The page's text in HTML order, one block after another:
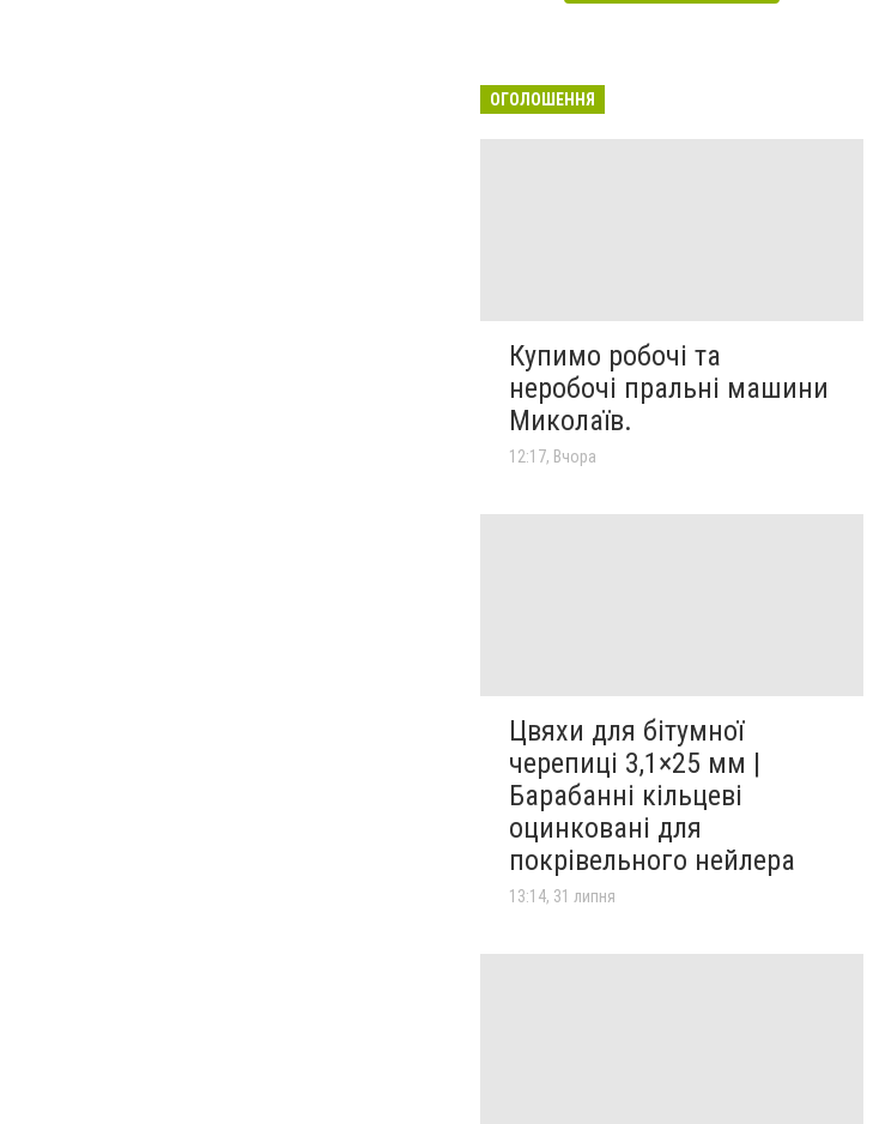
ОГОЛОШЕННЯ
Купимо робочі та
неробочі пральні машини
Миколаїв.
12:17, Вчора
Цвяхи для бітумної
черепиці 3,1×25 мм |
Барабанні кільцеві
оцинковані для
покрівельного нейлера
13:14, 31 липня